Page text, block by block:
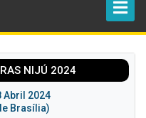
NIJÚ 2024
Abril 2024
Brasília)